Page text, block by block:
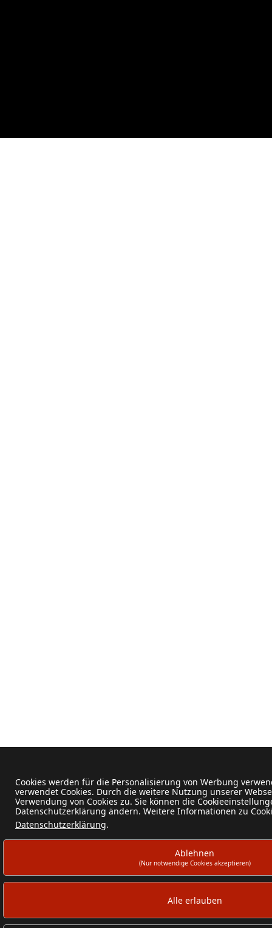
Cookies werden für die Personalisierung von Werbung
verwendet Cookies. Durch die weitere Nutzung unserer
Verwendung von Cookies zu. Sie können die
Datenschutzerklärung ändern. Weitere Informationen zu
Datenschutzerklärung.
Ablehnen
(Nur notwendige Cookies akzeptieren)
Alle erlauben